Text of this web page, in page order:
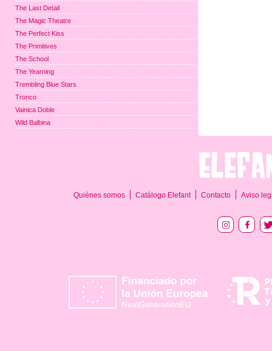
The Last Detail
The Magic Theatre
The Perfect Kiss
The Primitives
The School
The Yearning
Trembling Blue Stars
Tronco
Vainica Doble
Wild Balbina
Quiénes somos Catálogo Elefant Contacto Aviso